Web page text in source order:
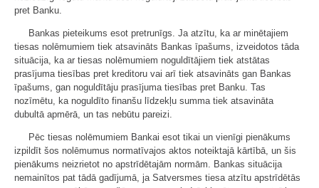
pret Banku.
Bankas pieteikums esot pretrunīgs. Ja atzītu, ka ar minētajiem
tiesas nolēmumiem tiek atsavināts Bankas īpašums, izveidotos tāda
situācija, ka ar tiesas nolēmumiem noguldītājiem tiek atstātas
prasījuma tiesības pret kreditoru vai arī tiek atsavināts gan Bankas
īpašums, gan noguldītāju prasījuma tiesības pret Banku. Tas
nozīmētu, ka noguldīto finanšu līdzekļu summa tiek atsavināta
dubultā apmērā, un tas nebūtu pareizi.
Pēc tiesas nolēmumiem Bankai esot tikai un vienīgi pienākums
izpildīt šos nolēmumus normatīvajos aktos noteiktajā kārtībā, un šis
pienākums neizrietot no apstrīdētajām normām. Bankas situācija
nemainītos pat tādā gadījumā, ja Satversmes tiesa atzītu apstrīdētās